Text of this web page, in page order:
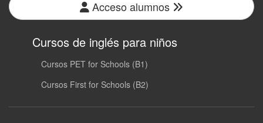
Acceso alumnos
Cursos de inglés para niños
Cursos PET for Schools (B1)
Cursos First for Schools (B2)